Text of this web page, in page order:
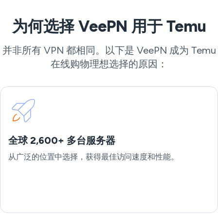
为何选择 VeePN 用于 Temu
并非所有 VPN 都相同。以下是 VeePN 成为 Temu
在线购物理想选择的原因：
全球 2,600+ 多台服务器
从广泛的位置中选择，获得最佳访问速度和性能。